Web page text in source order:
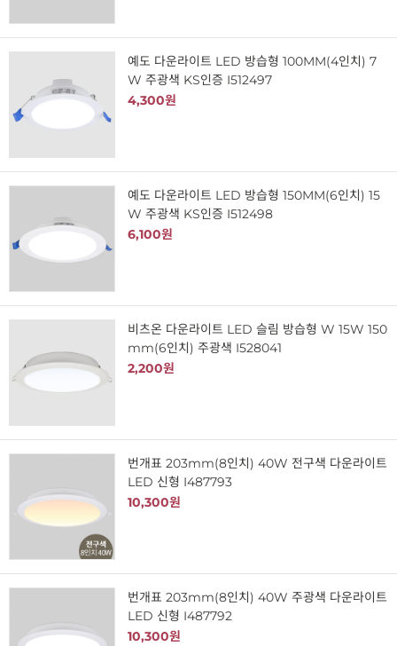
예도 다운라이트 LED 방습형 100MM(4인치) 7
W 주광색 KS인증 I512497
4,300원
예도 다운라이트 LED 방습형 150MM(6인치) 15
W 주광색 KS인증 I512498
6,100원
비츠온 다운라이트 LED 슬림 방습형 W 15W 150
mm(6인치) 주광색 I528041
2,200원
번개표 203mm(8인치) 40W 전구색 다운라이트
LED 신형 I487793
10,300원
번개표 203mm(8인치) 40W 주광색 다운라이트
LED 신형 I487792
10,300원